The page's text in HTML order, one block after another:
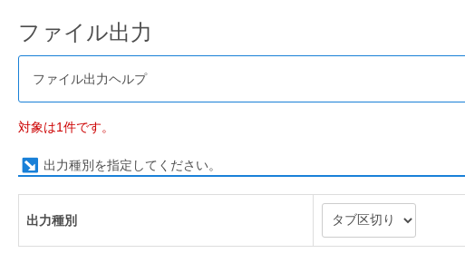
ファイル出力
ファイル出力ヘルプ
対象は1件です。
出力種別を指定してください。
出力種別